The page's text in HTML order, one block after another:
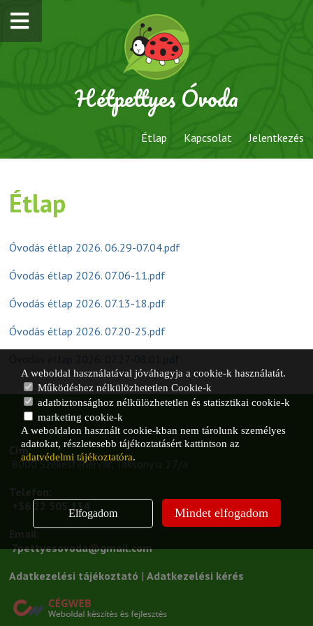
Hétpettyes Óvoda
Étlap Kapcsolat Jelentkezés
Étlap
Óvodás étlap 2026. 06.29-07.04.pdf
Óvodás étlap 2026. 07.06-11.pdf
Óvodás étlap 2026. 07.13-18.pdf
Óvodás étlap 2026. 07.20-25.pdf
Cím:
8000 Székesfehérvár, Taksony u. 27/a
+36 22 505 134
7pettyesovoda@gmail.com
Adatkezelési tájékoztató | Adatkezelési kérés
A weboldal használatával jóváhagyja a cookie-k használatát.
Működéshez nélkülözhetetlen Cookie-k
adatbiztonsághoz nélkülözhetetlen és statisztikai cookie-k
marketing cookie-k
A weboldalon használt cookie-kban nem tárolunk személyes
adatokat, részletesebb tájékoztatásért kattintson az
adatvédelmi tájékoztatóra.
Elfogadom Mindet elfogadom